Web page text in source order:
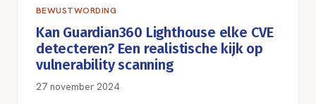
BEWUSTWORDING
Kan Guardian360 Lighthouse elke CVE
detecteren? Een realistische kijk op
vulnerability scanning
27 november 2024